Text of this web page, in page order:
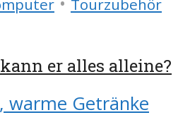
Tourzubehör
kann er alles alleine?